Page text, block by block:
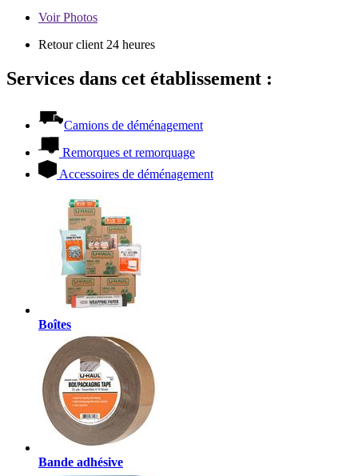
VoirPhotos
Retour client 24 heures
Services dans cet établissement :
Camions de déménagement
Remorques et remorquage
Accessoires de déménagement
Boîtes
Bande adhésive